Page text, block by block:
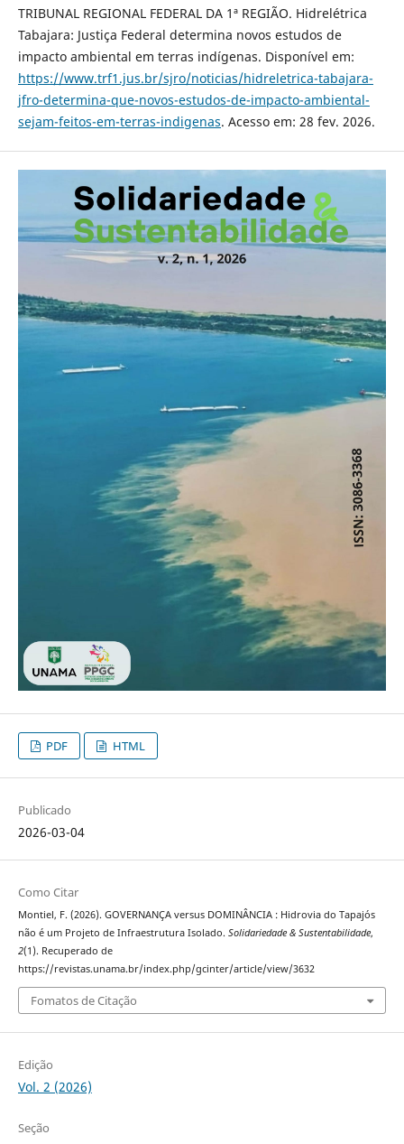
TRIBUNAL REGIONAL FEDERAL DA 1ª REGIÃO. Hidrelétrica
Tabajara: Justiça Federal determina novos estudos de
impacto ambiental em terras indígenas. Disponível em:
https://www.trf1.jus.br/sjro/noticias/hidreletrica-tabajara-
jfro-determina-que-novos-estudos-de-impacto-ambiental-
sejam-feitos-em-terras-indigenas. Acesso em: 28 fev. 2026.
PDF HTML
Publicado
2026-03-04
Como Citar
Montiel, F. (2026). GOVERNANÇA versus DOMINÂNCIA : Hidrovia do Tapajós
não é um Projeto de Infraestrutura Isolado. Solidariedade & Sustentabilidade,
2(1). Recuperado de
https://revistas.unama.br/index.php/gcinter/article/view/3632
Fomatos de Citação
Edição
Vol. 2 (2026)
Seção